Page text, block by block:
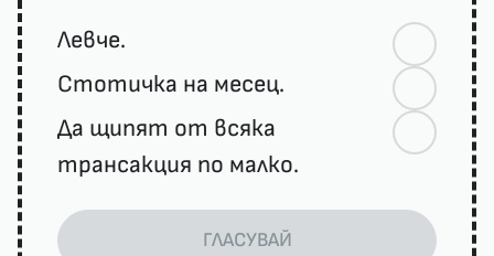
Левче.
Стотичка на месец.
Да щипят от всяка
трансакция по малко.
ГЛАСУВАЙ